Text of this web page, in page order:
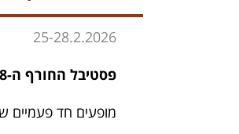
25-28.2.2026
פסטיבל החורף ה-8, סוף שבוע מוזיקלי בשלושת אולמות ההיכל.
מופעים חד פעמיים